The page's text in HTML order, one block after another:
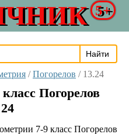
5+
/ Погорелов / 13.24
Погорелов